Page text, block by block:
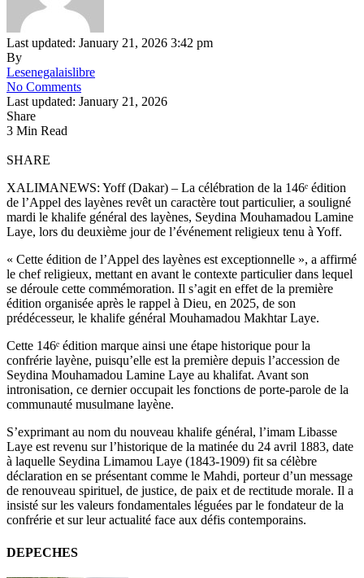
Last updated: January 21, 2026 3:42 pm
By
Lesenegalaislibre
No Comments
Last updated: January 21, 2026
Share
3 Min Read
SHARE
XALIMANEWS: Yoff (Dakar) – La célébration de la 146ᵉ édition
de l’Appel des layènes revêt un caractère tout particulier, a souligné
mardi le khalife général des layènes, Seydina Mouhamadou Lamine
Laye, lors du deuxième jour de l’événement religieux tenu à Yoff.
« Cette édition de l’Appel des layènes est exceptionnelle », a affirmé
le chef religieux, mettant en avant le contexte particulier dans lequel
se déroule cette commémoration. Il s’agit en effet de la première
édition organisée après le rappel à Dieu, en 2025, de son
prédécesseur, le khalife général Mouhamadou Makhtar Laye.
Cette 146ᵉ édition marque ainsi une étape historique pour la
confrérie layène, puisqu’elle est la première depuis l’accession de
Seydina Mouhamadou Lamine Laye au khalifat. Avant son
intronisation, ce dernier occupait les fonctions de porte-parole de la
communauté musulmane layène.
S’exprimant au nom du nouveau khalife général, l’imam Libasse
Laye est revenu sur l’historique de la matinée du 24 avril 1883, date
à laquelle Seydina Limamou Laye (1843-1909) fit sa célèbre
déclaration en se présentant comme le Mahdi, porteur d’un message
de renouveau spirituel, de justice, de paix et de rectitude morale. Il a
insisté sur les valeurs fondamentales léguées par le fondateur de la
confrérie et sur leur actualité face aux défis contemporains.
DEPECHES